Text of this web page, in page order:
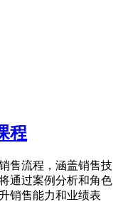
程
售流程，涵盖销售技
通过案例分析和角色
销售能力和业绩表